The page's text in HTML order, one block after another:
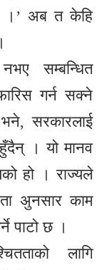
।’ अब त केहि
सम्बन्धित
गर्न सक्ने
सरकारलाई
। यो मानव
हो । राज्यले
अुनसार काम
पाटो छ ।
लागि